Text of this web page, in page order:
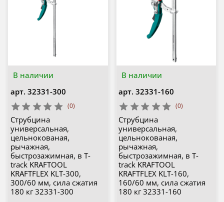
В наличии
арт. 32331-300
(0)
Струбцина
универсальная,
цельнокованая,
рычажная,
быстрозажимная, в T-
track KRAFTOOL
KRAFTFLEX KLT-300,
300/60 мм, сила сжатия
180 кг 32331-300
В наличии
арт. 32331-160
(0)
Струбцина
универсальная,
цельнокованая,
рычажная,
быстрозажимная, в T-
track KRAFTOOL
KRAFTFLEX KLT-160,
160/60 мм, сила сжатия
180 кг 32331-160